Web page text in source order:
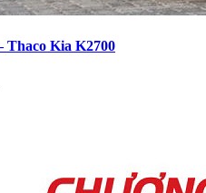
Thaco Kia K2700